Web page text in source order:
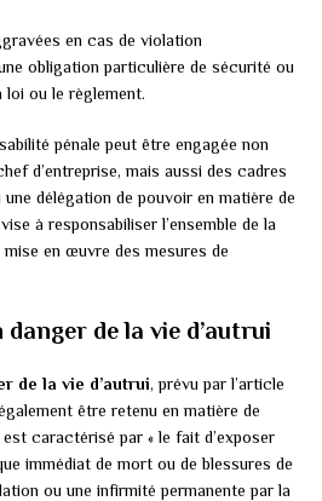
en cas de violation
obligation particulière de sécurité ou
loi ou le règlement.
pénale peut être engagée non
d’entreprise, mais aussi des cadres
délégation de pouvoir en matière de
à responsabiliser l’ensemble de la
en œuvre des mesures de
danger de la vie d’autrui
de la vie d’autrui, prévu par l’article
être retenu en matière de
caractérisé par « le fait d’exposer
immédiat de mort ou de blessures de
ou une infirmité permanente par la